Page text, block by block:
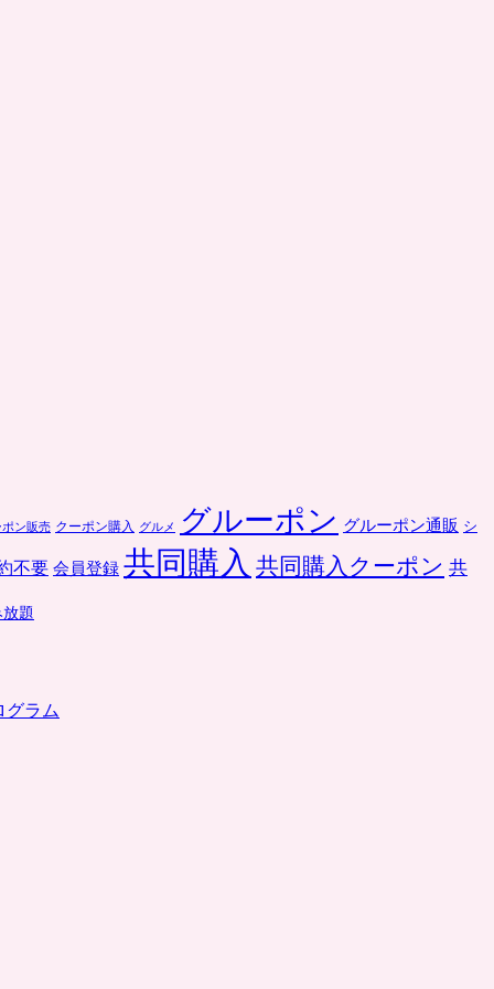
ポン販売 クーポン購入 グルメ グルーポン グルーポン通販 シ
不要 会員登録 共同購入 共同購入クーポン 共
題
グラム